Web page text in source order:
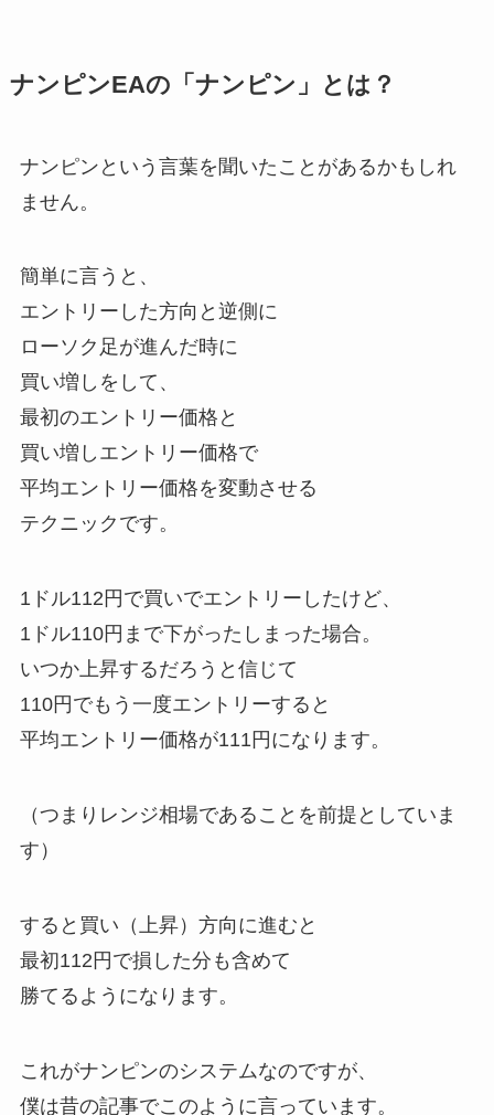
ナンピンEAの「ナンピン」とは？
ナンピンという言葉を聞いたことがあるかもしれ
ません。
簡単に言うと、
エントリーした方向と逆側に
ローソク足が進んだ時に
買い増しをして、
最初のエントリー価格と
買い増しエントリー価格で
平均エントリー価格を変動させる
テクニックです。
1ドル112円で買いでエントリーしたけど、
1ドル110円まで下がったしまった場合。
いつか上昇するだろうと信じて
110円でもう一度エントリーすると
平均エントリー価格が111円になります。
（つまりレンジ相場であることを前提としていま
す）
すると買い（上昇）方向に進むと
最初112円で損した分も含めて
勝てるようになります。
これがナンピンのシステムなのですが、
僕は昔の記事でこのように言っています。